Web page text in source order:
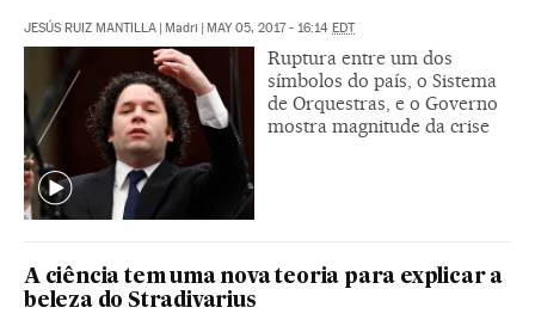
JESÚS RUIZ MANTILLA | Madri | MAY 05, 2017 - 16:14 EDT
Ruptura entre um dos
símbolos do país, o Sistema
de Orquestras, e o Governo
mostra magnitude da crise
A ciência tem uma nova teoria para explicar a
beleza do Stradivarius